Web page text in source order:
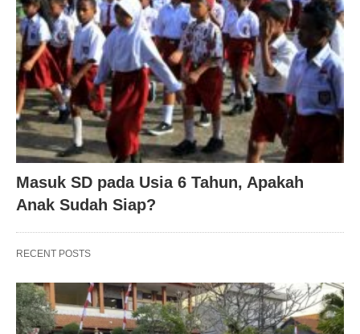
Masuk SD pada Usia 6 Tahun, Apakah
Anak Sudah Siap?
RECENT POSTS